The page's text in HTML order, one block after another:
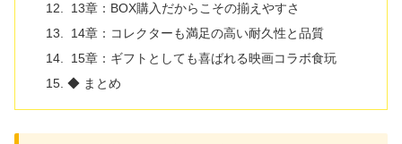
13章：BOX購入だからこその揃えやすさ
14章：コレクターも満足の高い耐久性と品質
15章：ギフトとしても喜ばれる映画コラボ食玩
◆ まとめ